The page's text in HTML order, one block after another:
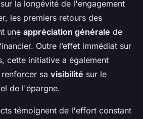
la longévité de l'engagement
les premiers retours des
une appréciation générale de
Outre l’effet immédiat sur
cette initiative a également
sa visibilité sur le
de l'épargne.
témoignent de l'effort constant